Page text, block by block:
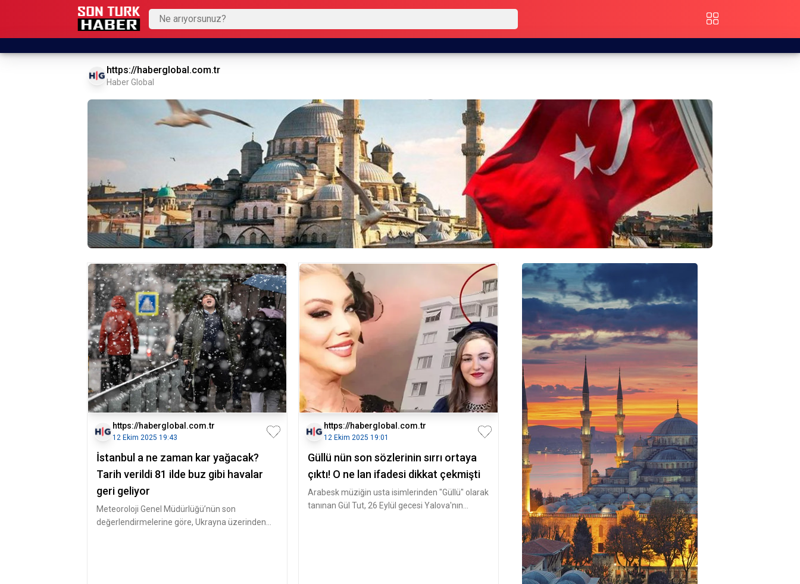
https://haberglobal.com.tr
Haber Global
https://haberglobal.com.tr
12 Ekim 2025 19:43
İstanbul a ne zaman kar yağacak?
Tarih verildi 81 ilde buz gibi havalar
geri geliyor
Meteoroloji Genel Müdürlüğü’nün son
değerlendirmelerine göre, Ukrayna üzerinden
https://haberglobal.com.tr
12 Ekim 2025 19:01
Güllü nün son sözlerinin sırrı ortaya
çıktı! O ne lan ifadesi dikkat çekmişti
Arabesk müziğin usta isimlerinden "Güllü" olarak
tanınan Gül Tut, 26 Eylül gecesi Yalova'nın